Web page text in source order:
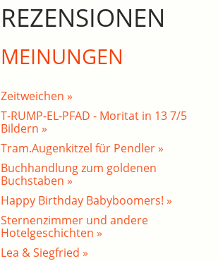
REZENSIONEN
MEINUNGEN
Zeitweichen »
T-RUMP-EL-PFAD - Moritat in 13 7/5
Bildern »
Tram.Augenkitzel für Pendler »
Buchhandlung zum goldenen
Buchstaben »
Happy Birthday Babyboomers! »
Sternenzimmer und andere
Hotelgeschichten »
Lea & Siegfried »